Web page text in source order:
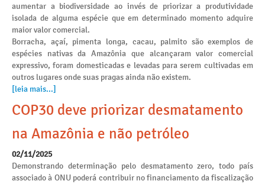
aumentar a biodiversidade ao invés de priorizar a produtividade
isolada de alguma espécie que em determinado momento adquire
maior valor comercial.
Borracha, açaí, pimenta longa, cacau, palmito são exemplos de
espécies nativas da Amazônia que alcançaram valor comercial
expressivo, foram domesticadas e levadas para serem cultivadas em
outros lugares onde suas pragas ainda não existem.
[leia mais...]
COP30 deve priorizar desmatamento
na Amazônia e não petróleo
02/11/2025
Demonstrando determinação pelo desmatamento zero, todo país
associado à ONU poderá contribuir no financiamento da fiscalização